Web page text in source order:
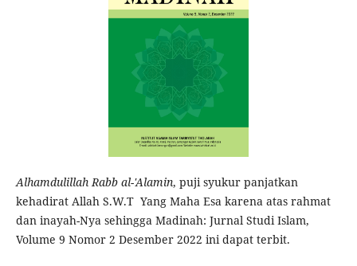
Alhamdulillah Rabb al-'Alamin, puji syukur panjatkan
kehadirat Allah S.W.T Yang Maha Esa karena atas rahmat
dan inayah-Nya sehingga Madinah: Jurnal Studi Islam,
Volume 9 Nomor 2 Desember 2022 ini dapat terbit.